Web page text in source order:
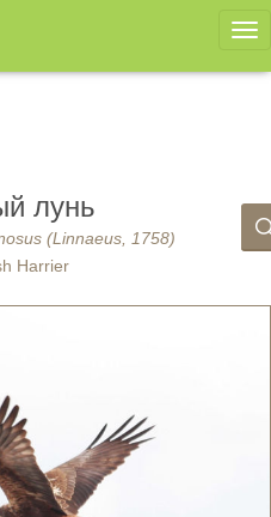
лунь
(Linnaeus, 1758)
Harrier